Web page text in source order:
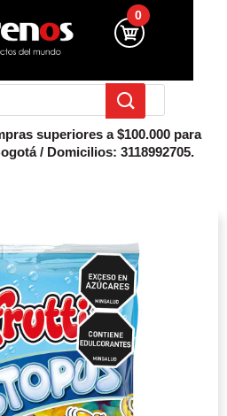
0
superiores a $100.000 para
/ Domicilios: 3118992705.